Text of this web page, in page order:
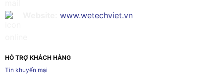
www.wetechviet.vn
HỖ TRỢ KHÁCH HÀNG
Tin khuyến mại